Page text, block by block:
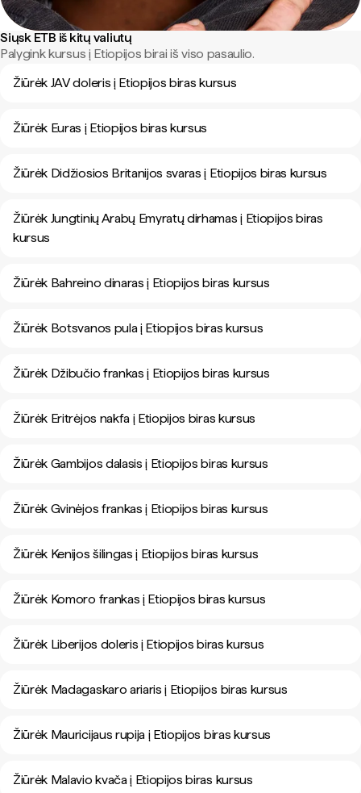
Siųsk ETB iš kitų valiutų
Palygink kursus į Etiopijos birai iš viso pasaulio.
Žiūrėk JAV doleris į Etiopijos biras kursus
Žiūrėk Euras į Etiopijos biras kursus
Žiūrėk Didžiosios Britanijos svaras į Etiopijos biras kursus
Žiūrėk Jungtinių Arabų Emyratų dirhamas į Etiopijos biras
kursus
Žiūrėk Bahreino dinaras į Etiopijos biras kursus
Žiūrėk Botsvanos pula į Etiopijos biras kursus
Žiūrėk Džibučio frankas į Etiopijos biras kursus
Žiūrėk Eritrėjos nakfa į Etiopijos biras kursus
Žiūrėk Gambijos dalasis į Etiopijos biras kursus
Žiūrėk Gvinėjos frankas į Etiopijos biras kursus
Žiūrėk Kenijos šilingas į Etiopijos biras kursus
Žiūrėk Komoro frankas į Etiopijos biras kursus
Žiūrėk Liberijos doleris į Etiopijos biras kursus
Žiūrėk Madagaskaro ariaris į Etiopijos biras kursus
Žiūrėk Mauricijaus rupija į Etiopijos biras kursus
Žiūrėk Malavio kvača į Etiopijos biras kursus